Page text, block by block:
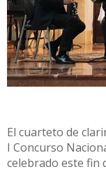
El cuarteto de
I Concurso
celebrado este fin